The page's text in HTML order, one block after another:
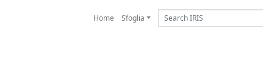
Home Sfoglia